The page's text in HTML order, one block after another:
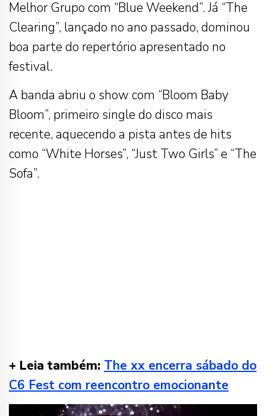
Melhor Grupo com “Blue Weekend”. Já “The
Clearing”, lançado no ano passado, dominou
boa parte do repertório apresentado no
festival.
A banda abriu o show com “Bloom Baby
Bloom”, primeiro single do disco mais
recente, aquecendo a pista antes de hits
como “White Horses”, “Just Two Girls” e “The
Sofa”.
+ Leia também: The xx encerra sábado do
C6 Fest com reencontro emocionante